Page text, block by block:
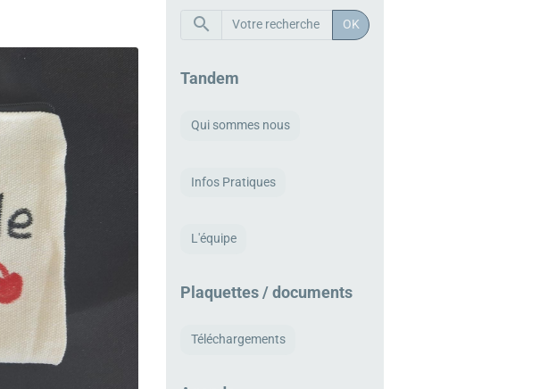
OK
Tandem
Qui sommes nous
Infos Pratiques
L'équipe
Plaquettes / documents
Téléchargements